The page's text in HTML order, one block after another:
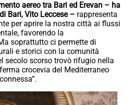
aereo tra Bari ed Erevan – ha
Bari, Vito Leccese – rappresenta
per aprire la nostra città ai flussi
favorendo la
soprattutto ci permette di
e storici con la comunità
secolo scorso trovò rifugio nella
crocevia del Mediterraneo